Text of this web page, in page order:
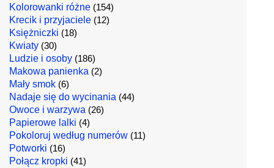
Kolorowanki różne (154)
Krecik i przyjaciele (12)
Księżniczki (18)
Kwiaty (30)
Ludzie i osoby (186)
Makowa panienka (2)
Mały smok (6)
Nadaje się do wycinania (44)
Owoce i warzywa (26)
Papierowe lalki (4)
Pokoloruj według numerów (11)
Potworki (16)
Połącz kropki (41)